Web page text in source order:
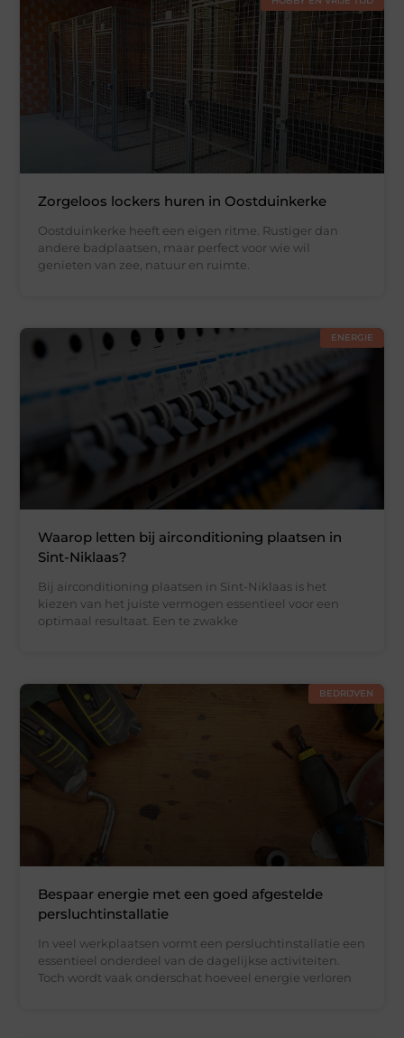
Zorgeloos lockers huren in Oostduinkerke
Oostduinkerke heeft een eigen ritme. Rustiger dan
andere badplaatsen, maar perfect voor wie wil
genieten van zee, natuur en ruimte.
ENERGIE
Waarop letten bij airconditioning plaatsen in
Sint-Niklaas?
Bij airconditioning plaatsen in Sint-Niklaas is het
kiezen van het juiste vermogen essentieel voor een
optimaal resultaat. Een te zwakke
BEDRIJVEN
Bespaar energie met een goed afgestelde
persluchtinstallatie
In veel werkplaatsen vormt een persluchtinstallatie een
essentieel onderdeel van de dagelijkse activiteiten.
Toch wordt vaak onderschat hoeveel energie verloren